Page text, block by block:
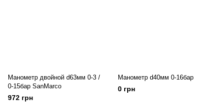
Манометр двойной d63мм 0-3 /
0-15бар SanMarco
972 грн
Манометр d40мм 0-16бар
0 грн